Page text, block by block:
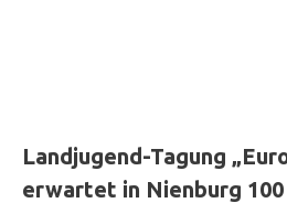
Landjugend-Tagung
erwartet in Nienburg